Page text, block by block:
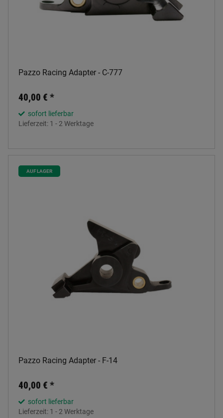
Pazzo Racing Adapter - C-777
40,00 € *
sofort lieferbar
Lieferzeit: 1 - 2 Werktage
AUF LAGER
Pazzo Racing Adapter - F-14
40,00 € *
sofort lieferbar
Lieferzeit: 1 - 2 Werktage